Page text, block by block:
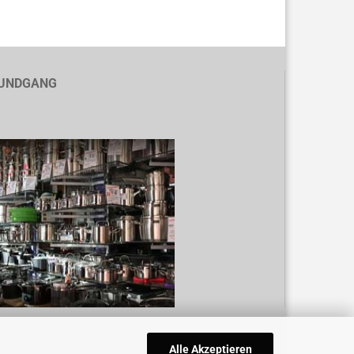
Alle Akzeptieren